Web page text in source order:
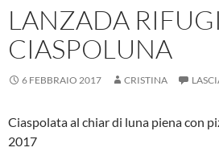
LANZADA
CIASPOLUNA
6 FEBBRAIO 2017 CRISTINA
Ciaspolata al chiar di luna piena con
2017